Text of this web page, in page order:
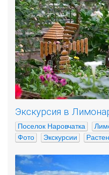
Экскурсия в
Поселок Наровчатка
Фото
Экскурсии